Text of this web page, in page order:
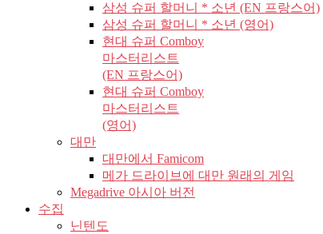
삼성 슈퍼 할머니 * 소년 (EN 프랑스어)
삼성 슈퍼 할머니 * 소년 (영어)
현대 슈퍼 Comboy
마스터리스트
(EN 프랑스어)
현대 슈퍼 Comboy
마스터리스트
(영어)
대만
대만에서 Famicom
메가 드라이브에 대만 원래의 게임
Megadrive 아시아 버전
수집
닌텐도